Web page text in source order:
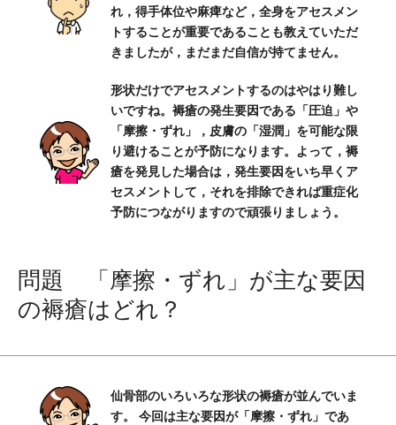
れ，得手体位や麻痺など，全身をアセスメン
トすることが重要であることも教えていただ
きましたが，まだまだ自信が持てません。
形状だけでアセスメントするのはやはり難し
いですね。褥瘡の発生要因である「圧迫」や
「摩擦・ずれ」，皮膚の「湿潤」を可能な限
り避けることが予防になります。よって，褥
瘡を発見した場合は，発生要因をいち早くア
セスメントして，それを排除できれば重症化
予防につながりますので頑張りましょう。
問題 「摩擦・ずれ」が主な要因
の褥瘡はどれ？
仙骨部のいろいろな形状の褥瘡が並んでいま
す。 今回は主な要因が「摩擦・ずれ」であ